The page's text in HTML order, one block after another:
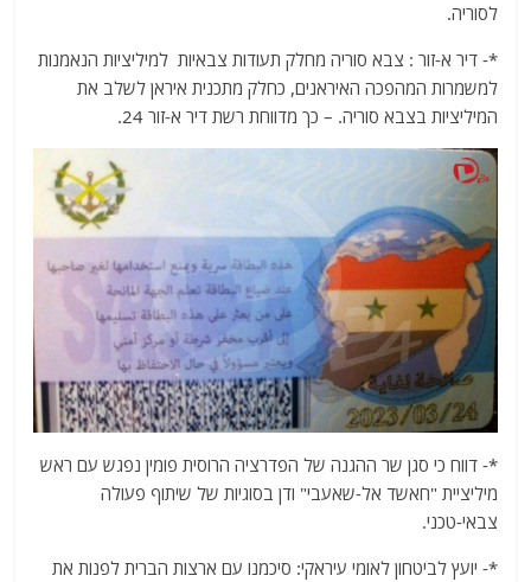
לסוריה.
*- דיר א-זור : צבא סוריה מחלק תעודות צבאיות למיליציות הנאמנות
למשמרות המהפכה האיראנים, כחלק מתכנית איראן לשלב את
המיליציות בצבא סוריה. – כך מדווחת רשת דיר א-זור 24.
*- דווח כי סגן שר ההגנה של הפדרציה הרוסית פומין נפגש עם ראש
מיליציית "חאשד אל-שאעבי" ודן בסוגיות של שיתוף פעולה
צבאי-טכני.
*- יועץ לביטחון לאומי עיראקי: סיכמנו עם ארצות הברית לפנות את